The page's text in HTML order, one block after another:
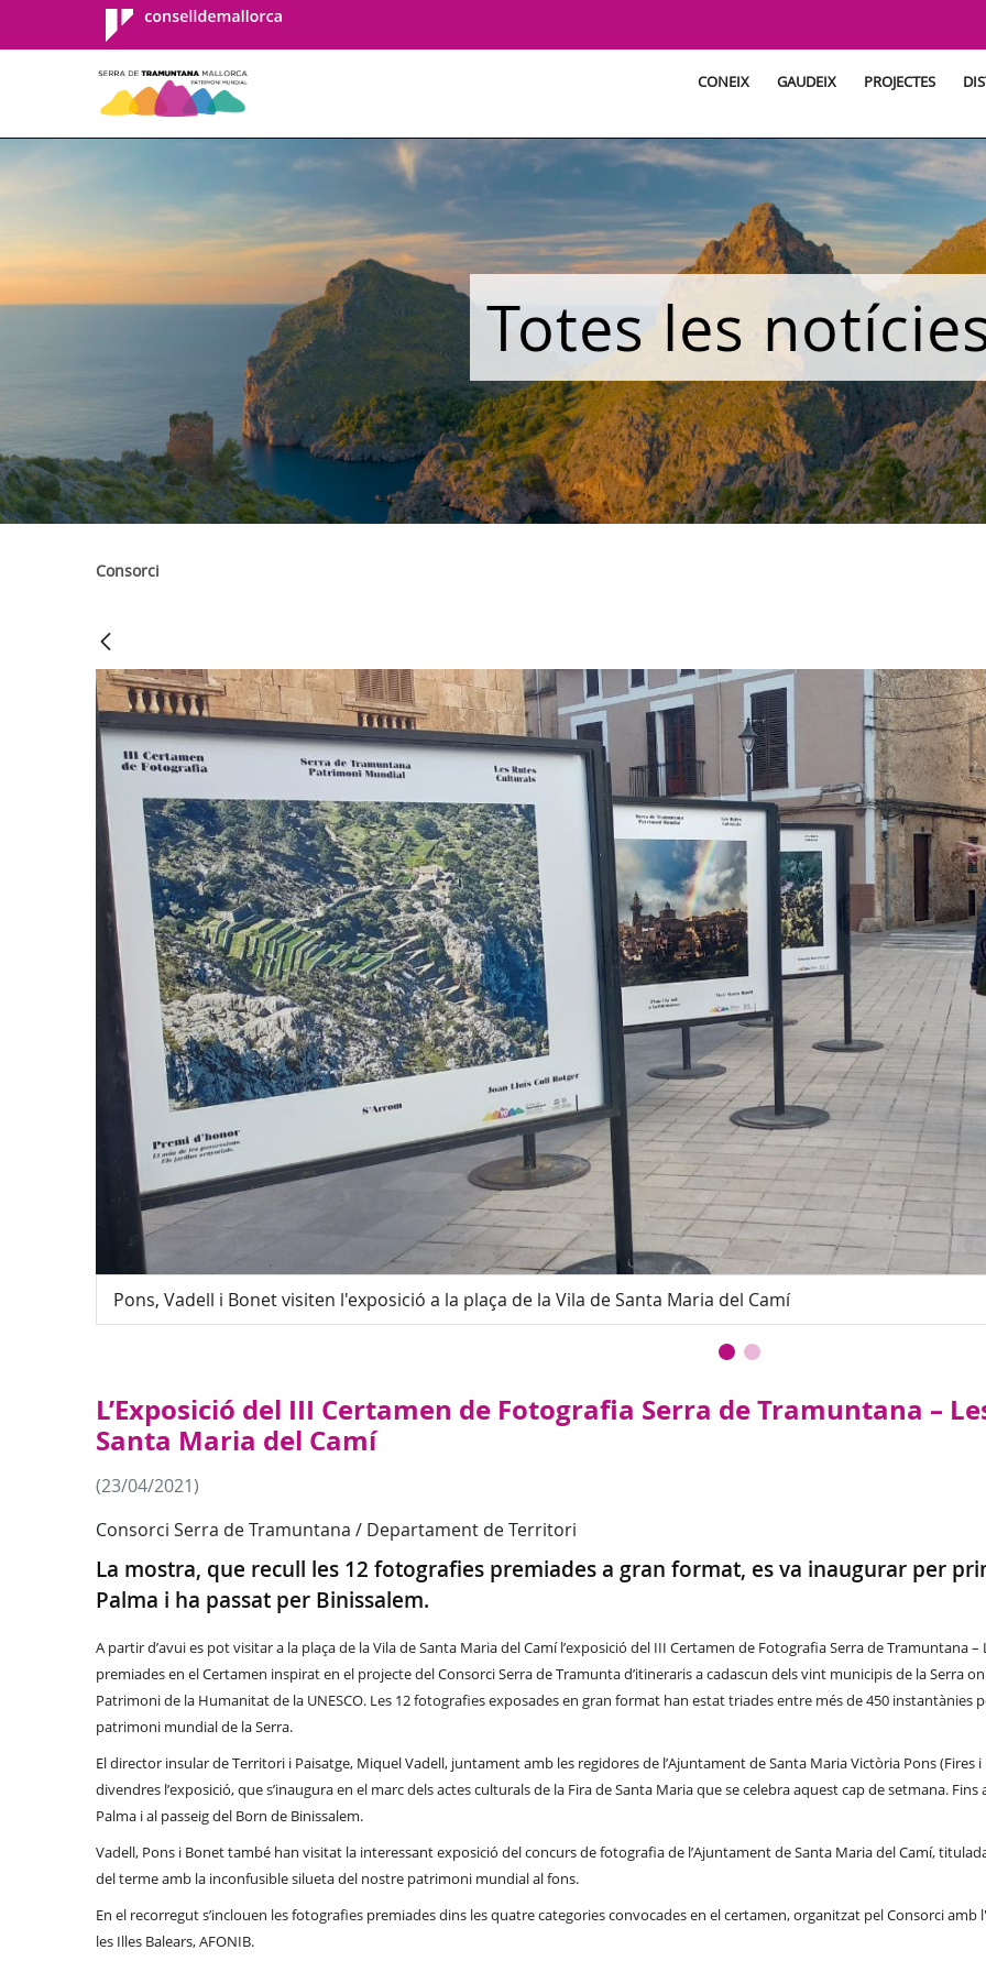
Consell de
Mallorca
CONEIX GAUDEIX PROJECTES
Totes les
Consorci
Pons, Vadell i Bonet visiten l'exposició a la plaça de la Vila de Santa Maria del Camí
L’Exposició del III Certamen de Fotografia Serra de Tramuntana –
Santa Maria del Camí
(23/04/2021)
Consorci Serra de Tramuntana / Departament de Territori
La mostra, que recull les 12 fotografies premiades a gran format, es va inaugurar per
Palma i ha passat per Binissalem.
A partir d’avui es pot visitar a la plaça de la Vila de Santa Maria del Camí l’exposició del III Certamen de Fotografia Serra de Tramuntana
premiades en el Certamen inspiraten el projecte del Consorci Serra de Tramunta d’itineraris a cadascun dels vint municipis de la Serra
Patrimoni de la Humanitat de la UNESCO. Les 12 fotografiesexposades en gran format han estat triades entre més de 450 instantànies
patrimoni mundial de la Serra.
El director insular de Territori i Paisatge, Miquel Vadell, juntament amb les regidores de l’Ajuntament de Santa Maria Victòria Pons
divendres l’exposició, que s’inaugura en el marc dels actes culturals de la Fira de Santa Maria que se celebra aquest cap de setmana.
Palma i al passeig del Born de Binissalem.
Vadell, Pons i Bonet també han visitat la interessant exposició del concurs de fotografia de l’Ajuntament de Santa Maria del Camí,
del terme amb la inconfusible silueta del nostre patrimoni mundial al fons.
En el recorregut s’inclouen les fotografies premiades dins les quatre categoriesconvocades en el certamen, organitzat pel Consorci amb
les Illes Balears, AFONIB.